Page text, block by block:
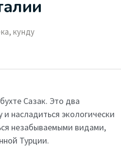
кунду
Сазак. Это два
насладиться экологически
незабываемыми видами,
Турции.